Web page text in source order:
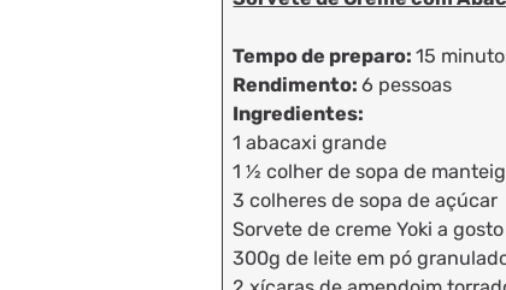
Tempo de preparo:15
Rendimento:6 pessoas
Ingredientes:
1 abacaxi grande
1 1⁄2 colher de sopa de
3 colheres de sopa de açúcar
Sorvete de creme Yoki a
300g de leite em pó